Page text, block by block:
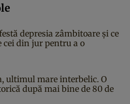
depresia zâmbitoare și ce
cei din jur pentru a o
ultimul mare interbelic. O
după mai bine de 80 de